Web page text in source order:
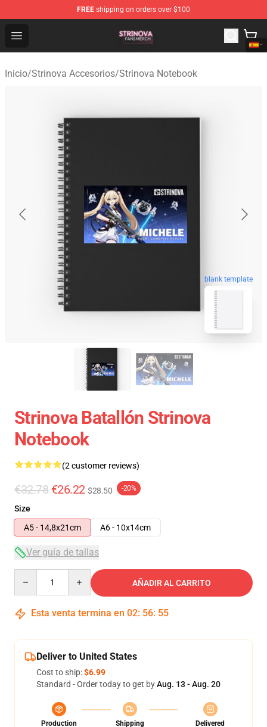
FREE shipping on orders over $100
Open menu
Strinova Shop - Official Strinova Merchandise Store
Inicio/Strinova Accesorios/Strinova Notebook
blank template
Strinova Batallón Strinova
Notebook
(2 customer reviews)
€32.78 €26.22 $28.50 -20%
Size
A5 - 14,8x21cm
A6 - 10x14cm
Ver guía de tallas
AÑADIR AL CARRITO
Esta venta termina en 02: 56: 55
Deliver to United States
Cost to ship:$6.99
Standard - Order today to get byAug. 13 - Aug. 20
Production
Shipping
Delivered